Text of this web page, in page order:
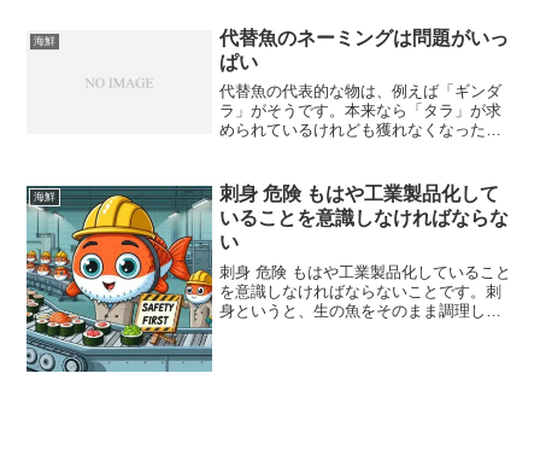
けても暮れても...
海鮮
代替魚のネーミングは問題がいっ
ぱい
代替魚の代表的な物は、例えば「ギンダ
ラ」がそうです。本来なら「タラ」が求
められているけれども獲れなくなったた
かのように「ギンダラ」と名付けて売っ
ています。このような魚を...
海鮮
刺身 危険 もはや工業製品化して
いることを意識しなければならな
い
刺身 危険 もはや工業製品化していること
を意識しなければならないことです。刺
身というと、生の魚をそのまま調理して